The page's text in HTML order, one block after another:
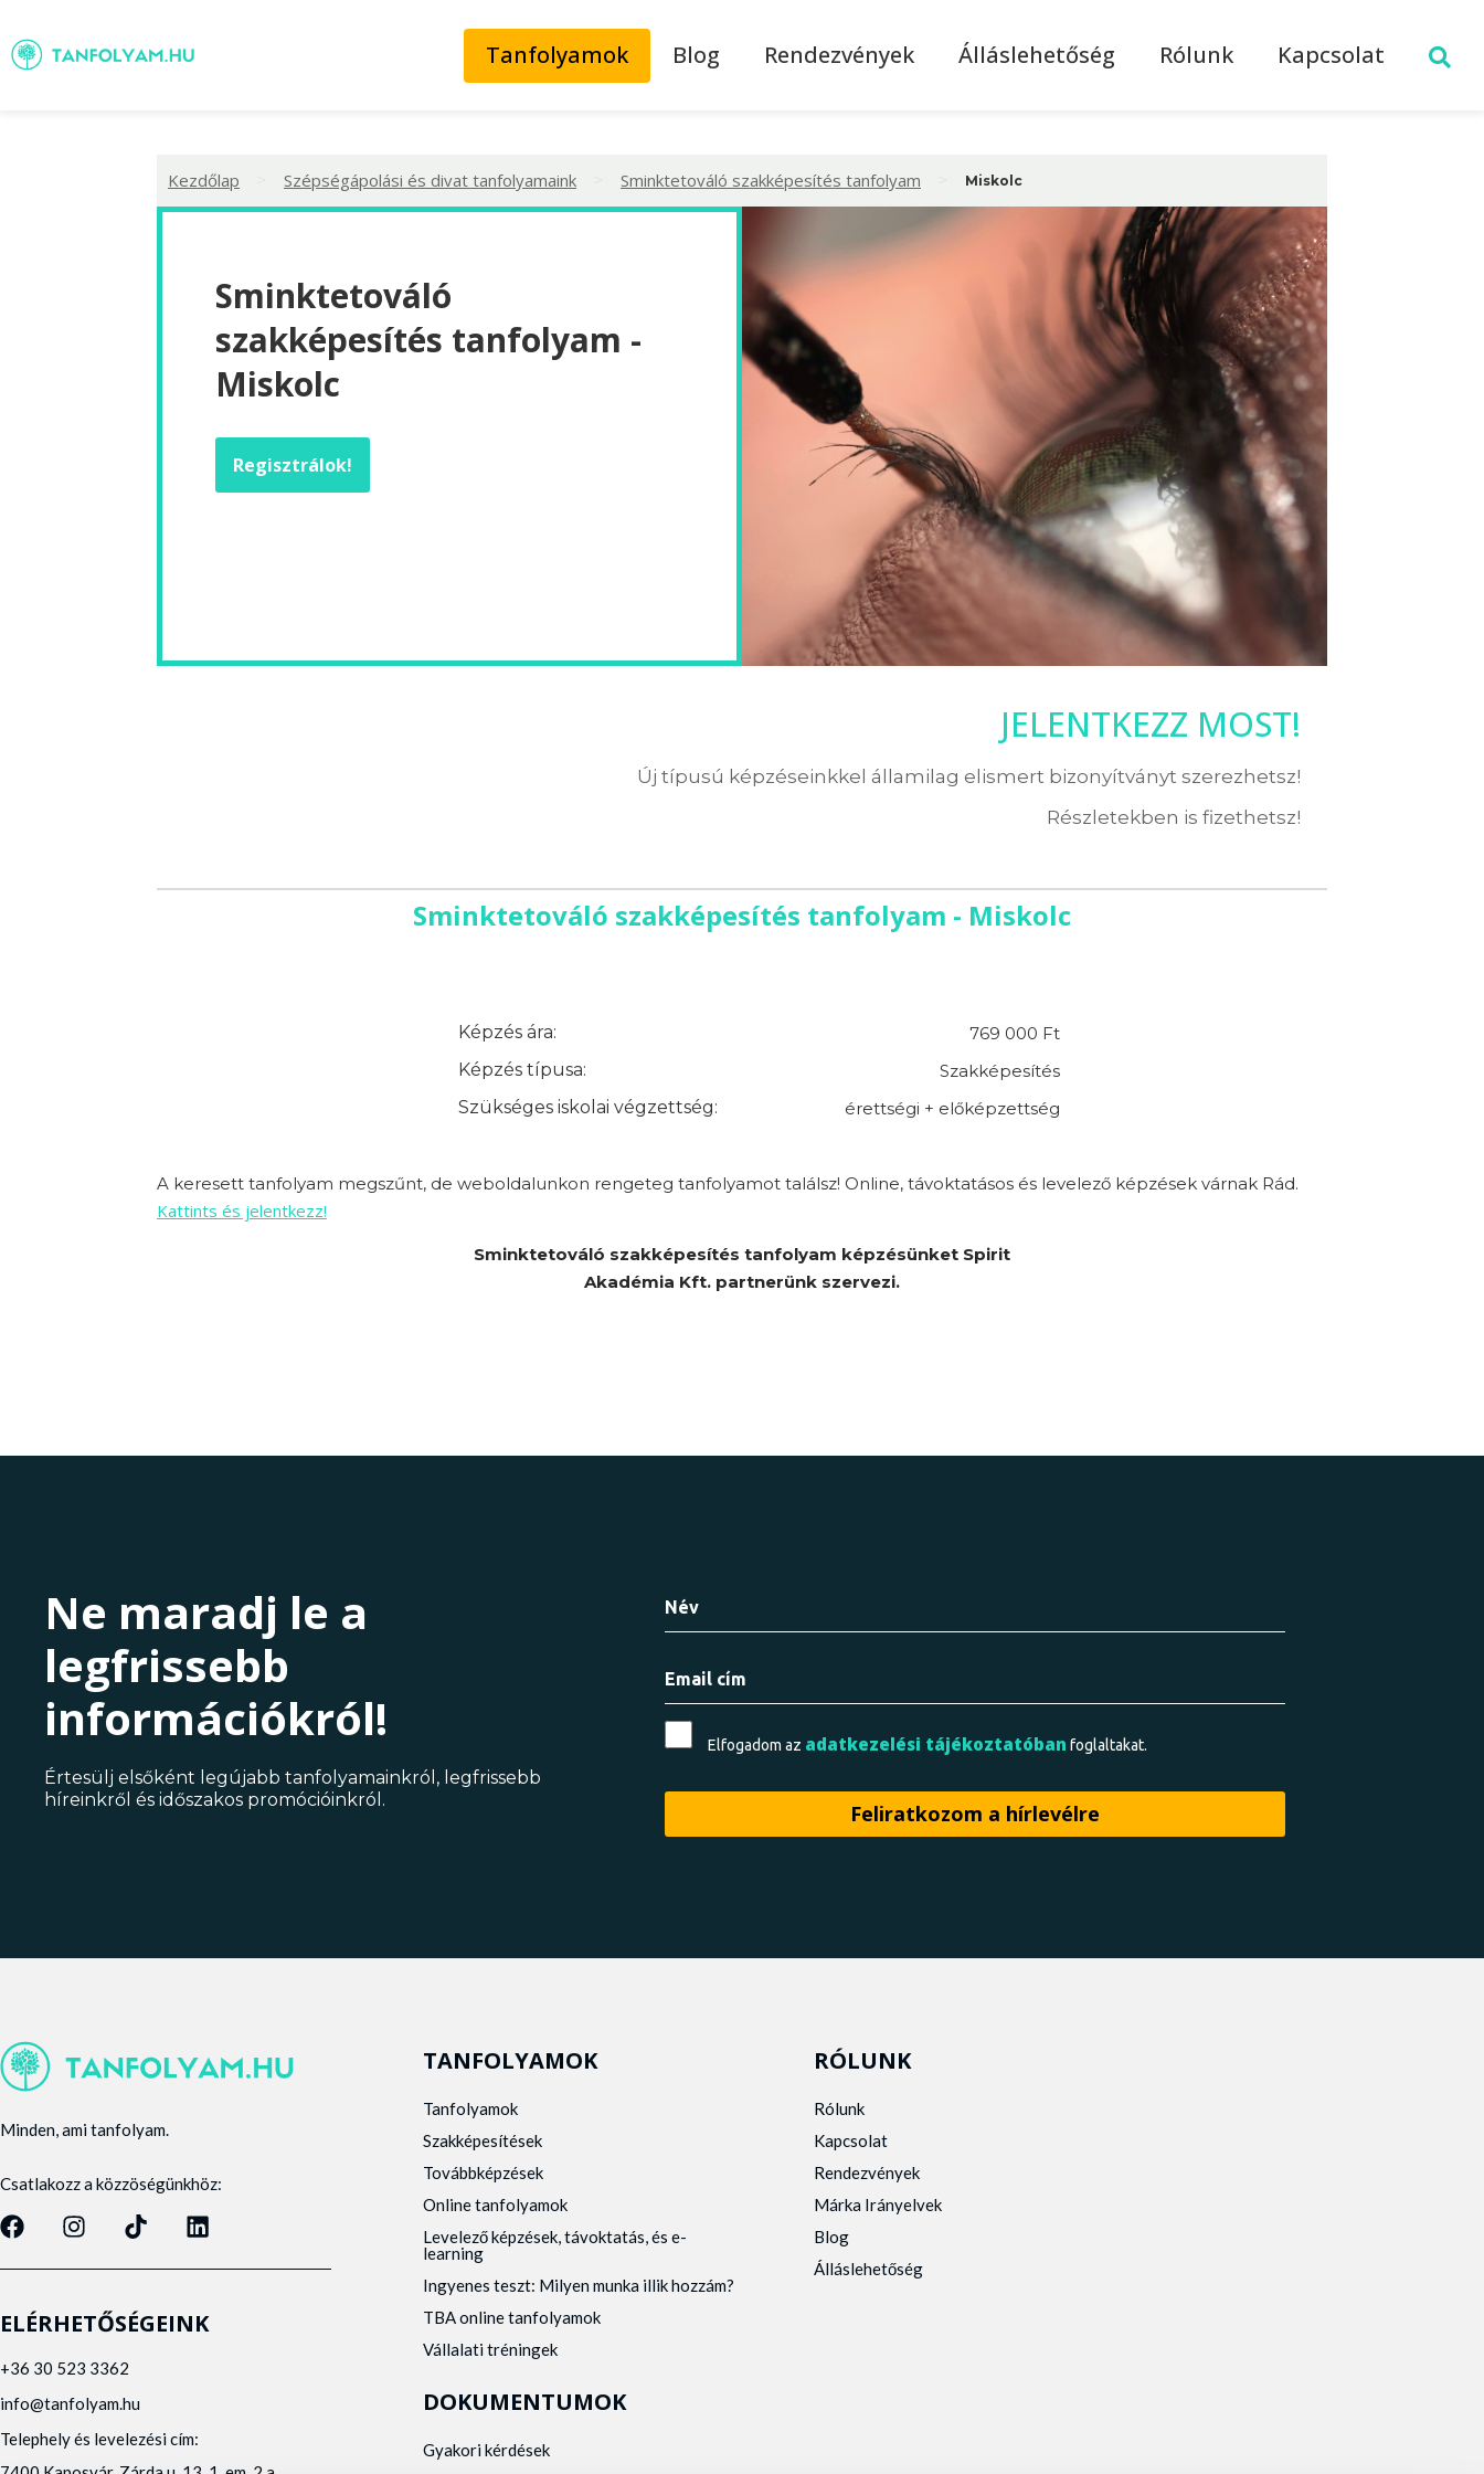
Tanfolyamok Blog Rendezvények Álláslehetőség Rólunk Kapcsolat
Kezdőlap Szépségápolási és divat tanfolyamaink Sminktetováló szakképesítés tanfolyam Miskolc
Sminktetováló
szakképesítés tanfolyam -
Miskolc
Regisztrálok!
JELENTKEZZ MOST!
Új típusú képzéseinkkel államilag elismert bizonyítványt szerezhetsz!
Részletekben is fizethetsz!
Sminktetováló szakképesítés tanfolyam - Miskolc
Képzés ára:
769 000 Ft
Képzés típusa:
Szakképesítés
Szükséges iskolai végzettség:
érettségi + előképzettség
A keresett tanfolyam megszűnt, de weboldalunkon rengeteg tanfolyamot találsz! Online, távoktatásos és levelező képzések várnak Rád.
Kattints és jelentkezz!
Sminktetováló szakképesítés tanfolyam képzésünket Spirit
Akadémia Kft. partnerünk szervezi.
Ne maradj le a
legfrissebb
információkról!
Értesülj elsőként legújabb tanfolyamainkról, legfrissebb
híreinkről és időszakos promócióinkról.
Elfogadom az adatkezelési tájékoztatóban foglaltakat.
Minden, ami tanfolyam.
Csatlakozz a közzöségünkhöz:
ELÉRHETŐSÉGEINK
+36 30 523 3362
info@tanfolyam.hu
Telephely és levelezési cím:
TANFOLYAMOK
Tanfolyamok
Szakképesítések
Továbbképzések
Online tanfolyamok
Levelező képzések, távoktatás, és e-
learning
Ingyenes teszt: Milyen munka illik hozzám?
TBA online tanfolyamok
Vállalati tréningek
DOKUMENTUMOK
Gyakori kérdések
RÓLUNK
Rólunk
Kapcsolat
Rendezvények
Márka Irányelvek
Blog
Álláslehetőség